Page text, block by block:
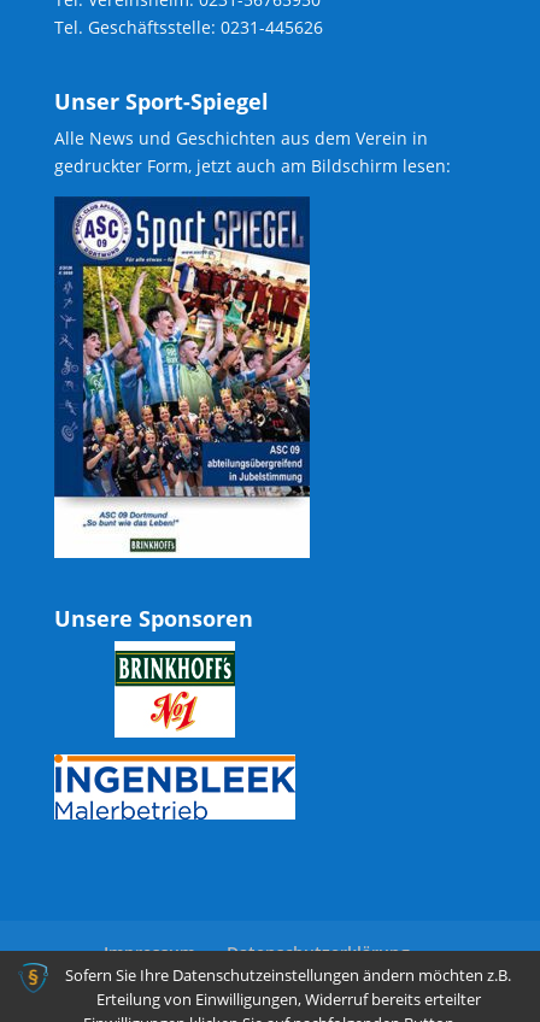
Tel. Geschäftsstelle: 0231-445626
Unser Sport-Spiegel
Alle News und Geschichten aus dem Verein in
gedruckter Form, jetzt auch am Bildschirm lesen:
Unsere Sponsoren
Impressum Datenschutzerklärung
Sofern Sie Ihre Datenschutzeinstellungen ändern möchten z.B.
Erteilung von Einwilligungen, Widerruf bereits erteilter